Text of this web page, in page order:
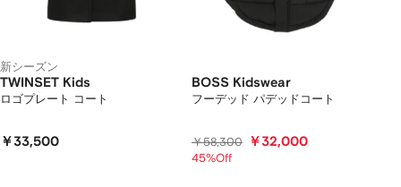
新シーズン
TWINSET Kids
ロゴプレート コート
￥33,500
BOSS Kidswear
フーデッド パデッドコート
￥58,300 ￥32,000
45%Off